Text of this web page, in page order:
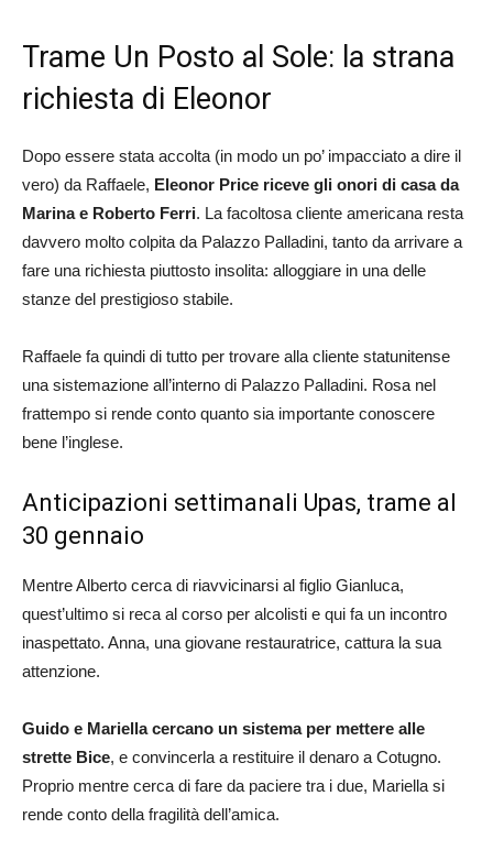
Trame Un Posto al Sole: la strana
richiesta di Eleonor
Dopo essere stata accolta (in modo un po’ impacciato a dire il
vero) da Raffaele, Eleonor Price riceve gli onori di casa da
Marina e Roberto Ferri. La facoltosa cliente americana resta
davvero molto colpita da Palazzo Palladini, tanto da arrivare a
fare una richiesta piuttosto insolita: alloggiare in una delle
stanze del prestigioso stabile.
Raffaele fa quindi di tutto per trovare alla cliente statunitense
una sistemazione all’interno di Palazzo Palladini. Rosa nel
frattempo si rende conto quanto sia importante conoscere
bene l’inglese.
Anticipazioni settimanali Upas, trame al
30 gennaio
Mentre Alberto cerca di riavvicinarsi al figlio Gianluca,
quest’ultimo si reca al corso per alcolisti e qui fa un incontro
inaspettato. Anna, una giovane restauratrice, cattura la sua
attenzione.
Guido e Mariella cercano un sistema per mettere alle
strette Bice, e convincerla a restituire il denaro a Cotugno.
Proprio mentre cerca di fare da paciere tra i due, Mariella si
rende conto della fragilità dell’amica.